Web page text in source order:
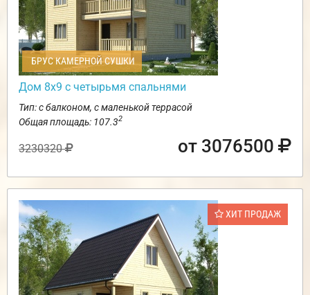
БРУС КАМЕРНОЙ СУШКИ
Дом 8х9 с четырьмя спальнями
Тип: с балконом, с маленькой террасой
Общая площадь: 107.32
3230320 от 3076500
ХИТ ПРОДАЖ